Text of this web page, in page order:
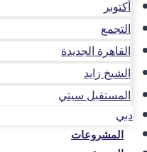
أكتوبر
التجمع
القاهرة الجديدة
الشيخ زايد
المستقبل سيتي
دبي
المشروعات